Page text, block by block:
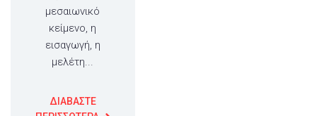
μεσαιωνικό
κείμενο, η
εισαγωγή, η
μελέτη...
ΔΙΑΒΑΣΤΕ